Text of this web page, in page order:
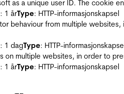
as a unique user ID. The cookie
: 1 årType: HTTP-informasjonskapsel
behaviour from multiple
: 1 dagType: HTTP-
on multiple websites, in order to
: 1 årType: HTTP-informasjonskapsel